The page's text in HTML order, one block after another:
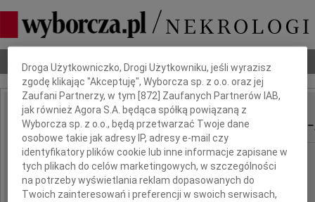
Nekrologi Odeszli Poradnik pogrzebowy
IMIĘ I NAZWISKO: Barbara
REGION: Kraków
DATA EMISJI: 08.02.2012
Dbamy o Twoją prywatność
Droga Użytkowniczko, Drogi Użytkowniku, jeśli wyrazisz
zgodę klikając "Akceptuję", Wyborcza sp. z o.o. oraz jej
Zaufani Partnerzy, w tym [872 ] Zaufanych Partnerów IAB,
jak również Agora S.A. będąca spółką powiązaną z
Wyborcza sp. z o.o., będą przetwarzać Twoje dane
osobowe takie jak adresy IP, adresy e-mail czy
identyfikatory plików cookie lub inne informacje zapisane w
tych plikach do celów marketingowych, w szczególności
na potrzeby wyświetlania reklam dopasowanych do
Twoich zainteresowań i preferencji w swoich serwisach,